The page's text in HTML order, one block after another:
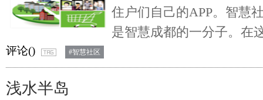
住户们自己的APP。智慧
是智慧成都的一分子。在
评论() #智慧社区
浅水半岛